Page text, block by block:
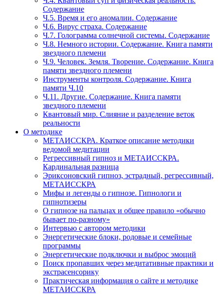
Содержание
Ч.5. Время и его аномалии. Содержание
Ч.6. Вирус страха. Содержание
Ч.7. Голограмма солнечной системы. Содержание
Ч.8. Немного истории. Содержание. Книга памяти
звездного племени
Ч.9. Человек. Земля. Творение. Содержание. Книга
памяти звездного племени
Инструменты контроля. Содержание. Книга
памяти Ч.10
Ч.11. Другие. Содержание. Книга памяти
звездного племени
Квантовый мир. Слияние и разделение веток
реальности
О методике
МЕТАИССКРА. Краткое описание методики
ведомой медитации
Регрессивный гипноз и МЕТАИССКРА.
Кардинальная разница
Эриксоновский гипноз, эстрадный, регрессивный,
МЕТАИССКРА
Мифы и легенды о гипнозе. Гипнологи и
гипнотизеры
О гипнозе на пальцах и общее правило «обычно
бывает по-разному»
Интервью с автором методики
Энергетические блоки, родовые и семейные
программы
Энергетические подключки и выброс эмоций
Поиск пропавших через медитативные практики и
экстрасенсорику
Практическая информация о сайте и методике
МЕТАИССКРА